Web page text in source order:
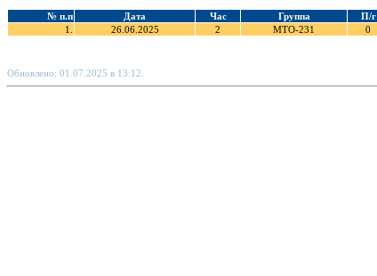
№ п.п Дата Час Группа П/г
1.
26.06.2025 2 МТО-231 0
Обновлено: 01.07.2025 в 13:12.